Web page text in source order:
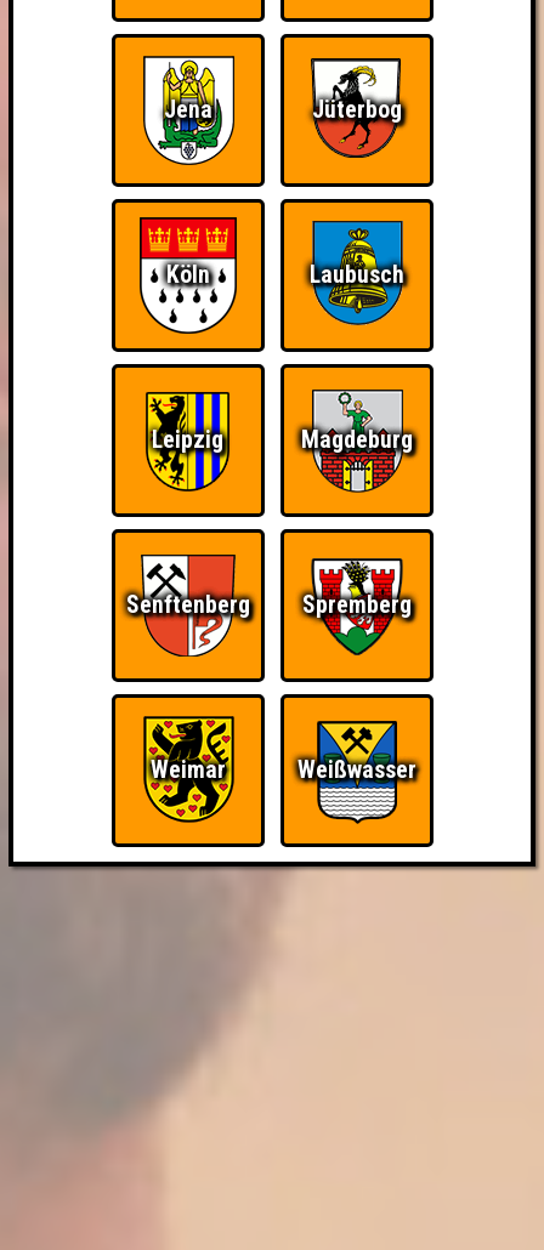
Jena Jüterbog
Köln Laubusch
Leipzig Magdeburg
Senftenberg Spremberg
Weimar Weißwasser